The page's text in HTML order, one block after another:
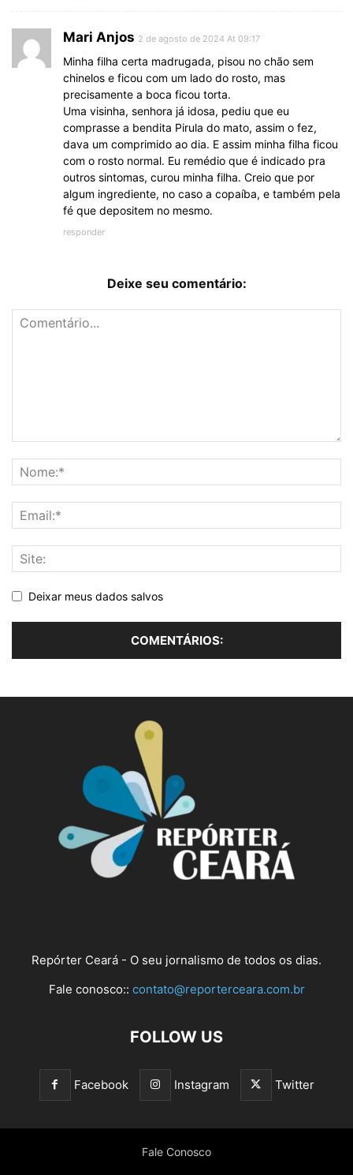
Mari Anjos 2 de agosto de 2024 At 09:17
Minha filha certa madrugada, pisou no chão sem
chinelos e ficou com um lado do rosto, mas
precisamente a boca ficou torta.
Uma visinha, senhora já idosa, pediu que eu
comprasse a bendita Pirula do mato, assim o fez,
dava um comprimido ao dia. E assim minha filha ficou
com o rosto normal. Eu remédio que é indicado pra
outros sintomas, curou minha filha. Creio que por
algum ingrediente, no caso a copaíba, e também pela
fé que depositem no mesmo.
responder
Deixe seu comentário:
Deixar meus dados salvos
Repórter Ceará - O seu jornalismo de todos os dias.
Fale conosco:: contato@reporterceara.com.br
FOLLOW US
Facebook Instagram Twitter
Fale Conosco